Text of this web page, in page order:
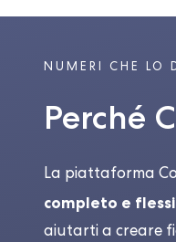
NUMERI CHE LO
Perché
La piattaforma
completo e
aiutarti a creare